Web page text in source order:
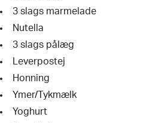
3 slags marmelade
Nutella
3 slags pålæg
Leverpostej
Honning
Ymer/Tykmælk
Yoghurt